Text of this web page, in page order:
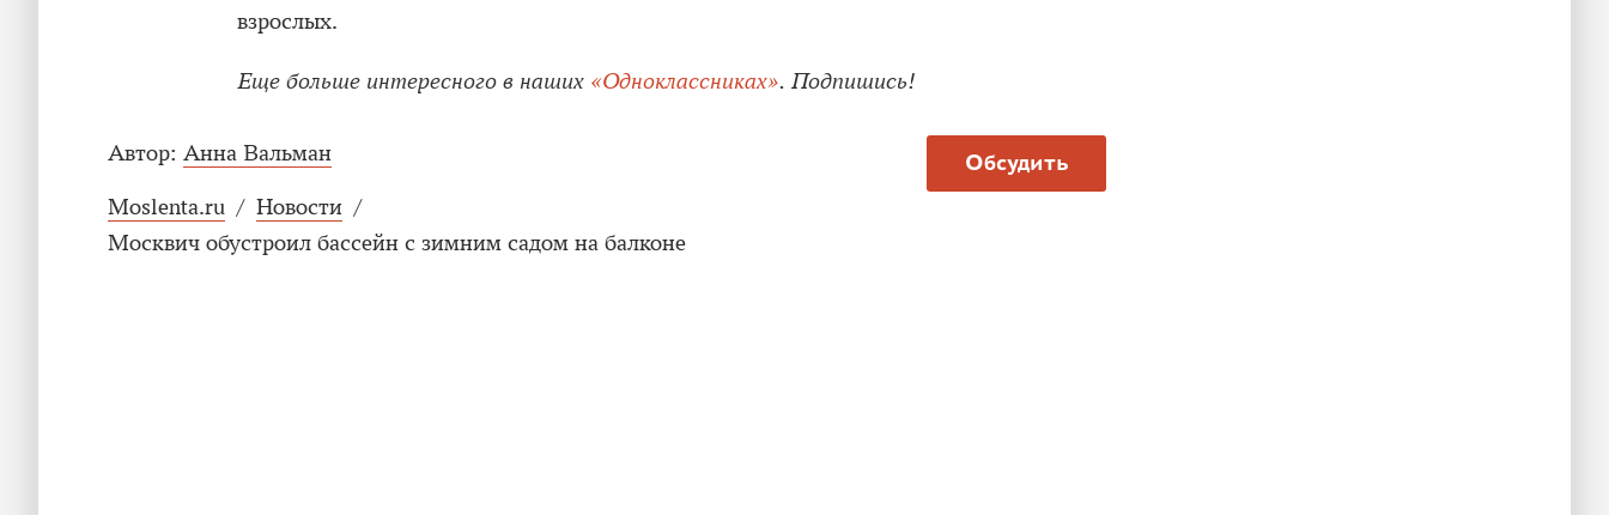
взрослых.
Еще больше интересного в наших «Одноклассниках». Подпишись!
Обсудить
Автор: Анна Вальман
Moslenta.ru / Новости /
Москвич обустроил бассейн с зимним садом на балконе